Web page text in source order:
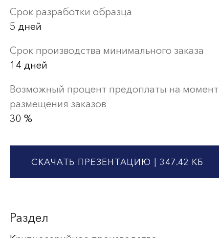
Срок разработки образца
5 дней
Срок производства минимального заказа
14 дней
Возможный процент предоплаты на момент
размещения заказов
30 %
СКАЧАТЬ ПРЕЗЕНТАЦИЮ | 347.42 КБ
Раздел